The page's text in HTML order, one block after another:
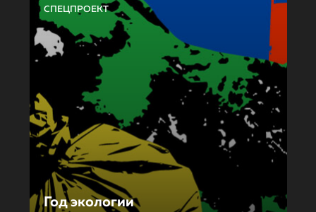
СПЕЦПРОЕКТ
Год экологии